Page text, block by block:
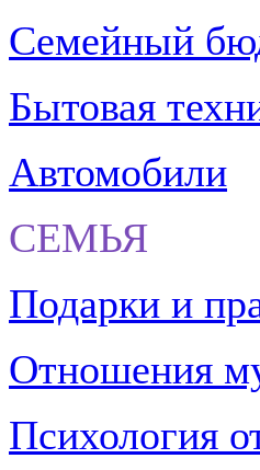
Семейный
Бытовая
Автомобили
СЕМЬЯ
Подарки и
Отношения
Психология